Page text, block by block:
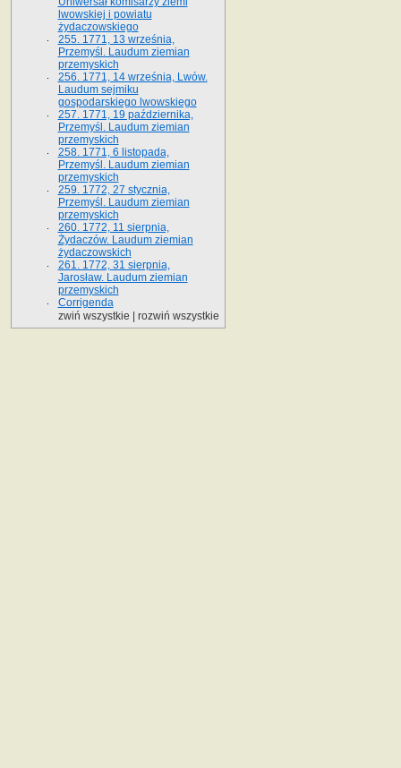
lwowskiej i powiatu
żydaczowskiego
255. 1771, 13 września,
Przemyśl. Laudum ziemian
przemyskich
256. 1771, 14 września, Lwów.
Laudum sejmiku
gospodarskiego lwowskiego
257. 1771, 19 października,
Przemyśl. Laudum ziemian
przemyskich
258. 1771, 6 listopada,
Przemyśl. Laudum ziemian
przemyskich
259. 1772, 27 stycznia,
Przemyśl. Laudum ziemian
przemyskich
260. 1772, 11 sierpnia,
Żydaczów. Laudum ziemian
żydaczowskich
261. 1772, 31 sierpnia,
Jarosław. Laudum ziemian
przemyskich
Corrigenda
zwiń wszystkie
rozwiń wszystkie